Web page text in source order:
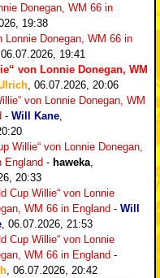
Donegan, WM 66 in
19:38
Lonnie Donegan, WM 66 in
06.07.2026, 19:41
von Lonnie Donegan, WM
, 06.07.2026, 20:06
von Lonnie Donegan, WM
- Will Kane,
Willie“ von Lonnie Donegan,
England - haweka,
20:33
Cup Willie“ von Lonnie
WM 66 in England - Will
, 06.07.2026, 21:53
Cup Willie“ von Lonnie
WM 66 in England -
, 06.07.2026, 20:42